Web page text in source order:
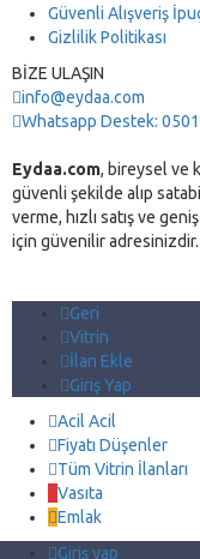
Güvenli Alışveriş
Gizlilik Politikası
BİZE ULAŞIN
info@eydaa.com
Whatsapp Destek:
Eydaa.com, bireysel ve
güvenli şekilde alıp
verme, hızlı satış ve
için güvenilir adresinizdir.
Geri
Vitrin
İlan Ekle
Giriş Yap
Acil Acil
Fiyatı Düşenler
Tüm Vitrin İlanları
Vasıta
Emlak
Giriş yap